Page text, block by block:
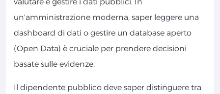
un'amministrazione moderna, saper leggere una
dashboard di dati o gestire un database aperto
(Open Data) è cruciale per prendere decisioni
basate sulle evidenze.
Il dipendente pubblico deve saper distinguere tra